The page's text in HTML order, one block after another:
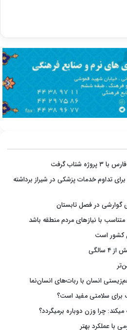
شتاب گرفت
تداوم خدمات پزشکی در شیراز برداشته
گوارشی در فصل تابستان
با نیازهای مردم منطقه باشد
کشور است
انسان با ربات‌های انسان‌نما
سلامتی مفید است؟
چرا وزن دوباره برمیگردد؟
با عملکرد بهتر